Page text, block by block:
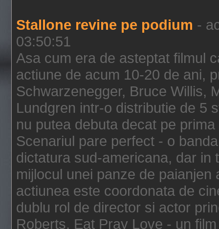
Stallone revine pe podium -
03:50:51
Asa cum era de asteptat filmul
actiune de acum 10-20 de ani,
Schwarzenegger, Bruce Willis,
Lundgren intr-o distributie de 5
nu putea debuta decat pe
Scenariul pare perfect - o
dictatura sud-americana, dar in
mijlocul unei panze de
actiunea este coordonata de
dublu rol de director si actor
Roberts, Eat Pray Love - un